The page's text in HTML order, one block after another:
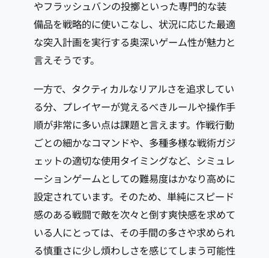
やフラッシュバンの投擲といった専門的な装
備品を戦略的に使いこなし、状況に応じた最適
な突入計画を実行する奥深いゲーム性が魅力と
言えそうです。
一方で、タクティカルなリアルさを追求してい
る分、プレイヤーが覚えるべきルールや操作手
順が非常に多い点は課題と言えます。作戦行動
ごとの細かなコマンドや、多種多様な戦術ガジ
ェットの適切な使用タイミングなど、シミュレ
ーションゲームとしての難易度はかなり高めに
設定されています。そのため、単純にスピード
感のある戦闘で敵を次々と倒す爽快感を求めて
いる人にとっては、その手間の多さや求められ
る慎重さに少し煩わしさを感じてしまう可能性